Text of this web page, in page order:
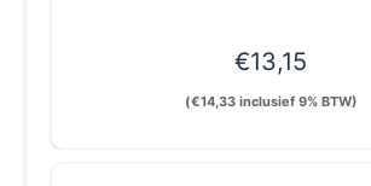
€13,15
(€14,33inclusief 9% BTW)